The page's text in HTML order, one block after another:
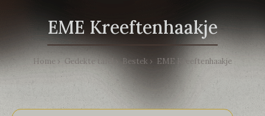
EME Kreeftenhaakje
Home Gedekte tafel Bestek EME Kreeftenhaakje